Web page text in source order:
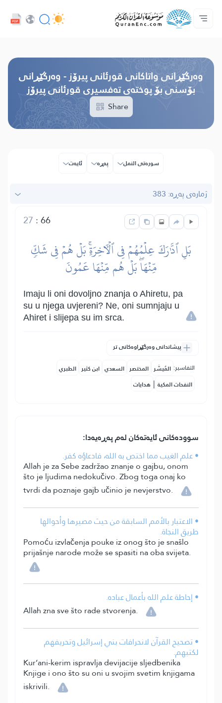
سه‌ره‌كی
پێڕستی وه‌رگێڕاوه‌كان
Audio
خزمەتگوزاریەکانی پەرەپێدەران - API
دەربارەی پرۆژە
په‌یوه‌ندیمان پێوه‌ بكه‌
زمان
وه‌رگێڕانی واتاکانی قورئانی پیرۆز - وەرگێڕانی
بۆسنی بۆ پوختەی تەفسیری قورئانی پیرۆز
Share
سوره‌تی النمل پەڕە ئایه‌ت
ژمارەی پەڕە: 383
66
:
27
بَلِ ٱدَّٰرَكَ عِلۡمُهُمۡ فِي ٱلۡأٓخِرَةِۚ بَلۡ هُمۡ فِي شَكّٖ
مِّنۡهَاۖ بَلۡ هُم مِّنۡهَا عَمُونَ
Imaju li oni dovoljno znanja o Ahiretu, pa
su u njega uvjereni? Ne, oni sumnjaju u
Ahiret i slijepa su im srca.
پیشاندانی وەرگێڕاوەکانی تر
التفاسير: المُيسَّر المختصر السعدي ابن كثير الطبري
النفحات المكية | هدايات
سوودەکانی ئایەتەکان لەم پەڕەیەدا:
• علم الغيب مما اختص به الله، فادعاؤه كفر.
Allah je za Sebe zadržao znanje o gajbu, onom
što je ljudima nedokučivo. Zbog toga onaj ko
tvrdi da poznaje gajb učinio je nevjerstvo.
• الاعتبار بالأمم السابقة من حيث مصيرها وأحوالها
طريق النجاة.
Pomoću izvlačenja pouke iz onog što je snašlo
prijašnje narode može se spasiti na oba svijeta.
• إحاطة علم الله بأعمال عباده.
Allah zna sve što rade stvorenja.
• تصحيح القرآن لانحرافات بني إسرائيل وتحريفهم
لكتبهم.
Kur’ani-kerim ispravlja devijacije sljedbenika
Knjige i ono što su oni u svojim svetim knjigama
iskrivili.